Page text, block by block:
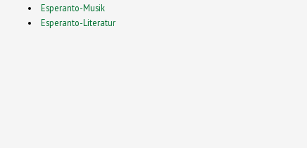
Esperanto-Musik
Esperanto-Literatur